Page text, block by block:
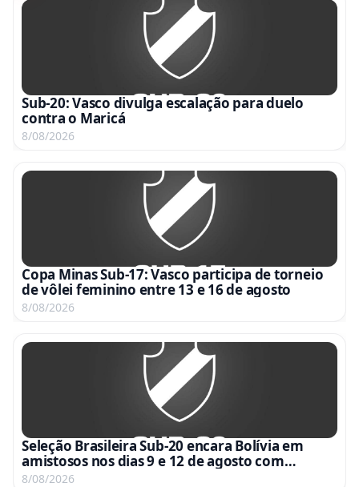
Sub-20: Vasco divulga escalação para duelo
contra o Maricá
8/08/2026
Copa Minas Sub-17: Vasco participa de torneio
de vôlei feminino entre 13 e 16 de agosto
8/08/2026
Seleção Brasileira Sub-20 encara Bolívia em
amistosos nos dias 9 e 12 de agosto com
transmissão da CBF TV
8/08/2026